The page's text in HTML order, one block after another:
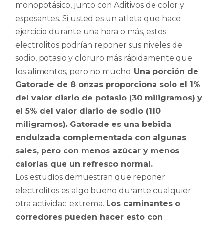
monopotásico, junto con Aditivos de color y
espesantes. Si usted es un atleta que hace
ejercicio durante una hora o más, estos
electrolitos podrían reponer sus niveles de
sodio, potasio y cloruro más rápidamente que
los alimentos, pero no mucho. Una porción de
Gatorade de 8 onzas proporciona solo el 1%
del valor diario de potasio (30 miligramos) y
el 5% del valor diario de sodio (110
miligramos). Gatorade es una bebida
endulzada complementada con algunas
sales, pero con menos azúcar y menos
calorías que un refresco normal.
Los estudios demuestran que reponer
electrolitos es algo bueno durante cualquier
otra actividad extrema. Los caminantes o
corredores pueden hacer esto con